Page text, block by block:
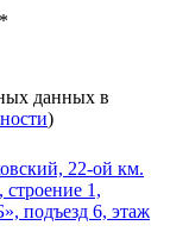
*
данных в
)
22-ой км.
1,
подъезд 6, этаж